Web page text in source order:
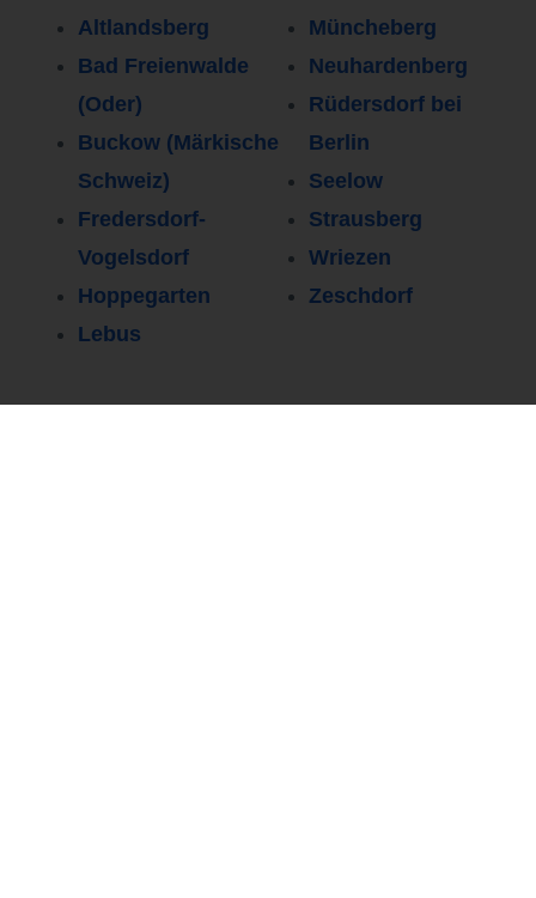
Altlandsberg
Bad Freienwalde
(Oder)
Buckow (Märkische
Schweiz)
Fredersdorf-
Vogelsdorf
Hoppegarten
Lebus
Müncheberg
Neuhardenberg
Rüdersdorf bei
Berlin
Seelow
Strausberg
Wriezen
Zeschdorf